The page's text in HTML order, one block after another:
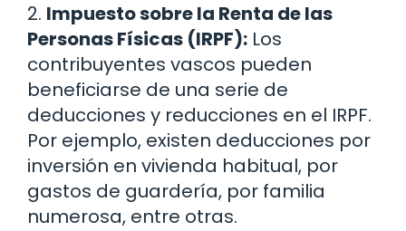
2. Impuesto sobre la Renta de las
Personas Físicas (IRPF): Los
contribuyentes vascos pueden
beneficiarse de una serie de
deducciones y reducciones en el IRPF.
Por ejemplo, existen deducciones por
inversión en vivienda habitual, por
gastos de guardería, por familia
numerosa, entre otras.